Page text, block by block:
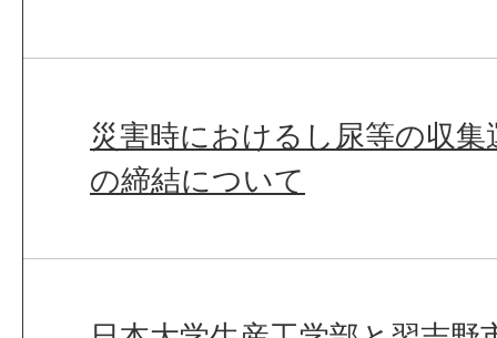
災害時におけるし尿等の収
の締結について